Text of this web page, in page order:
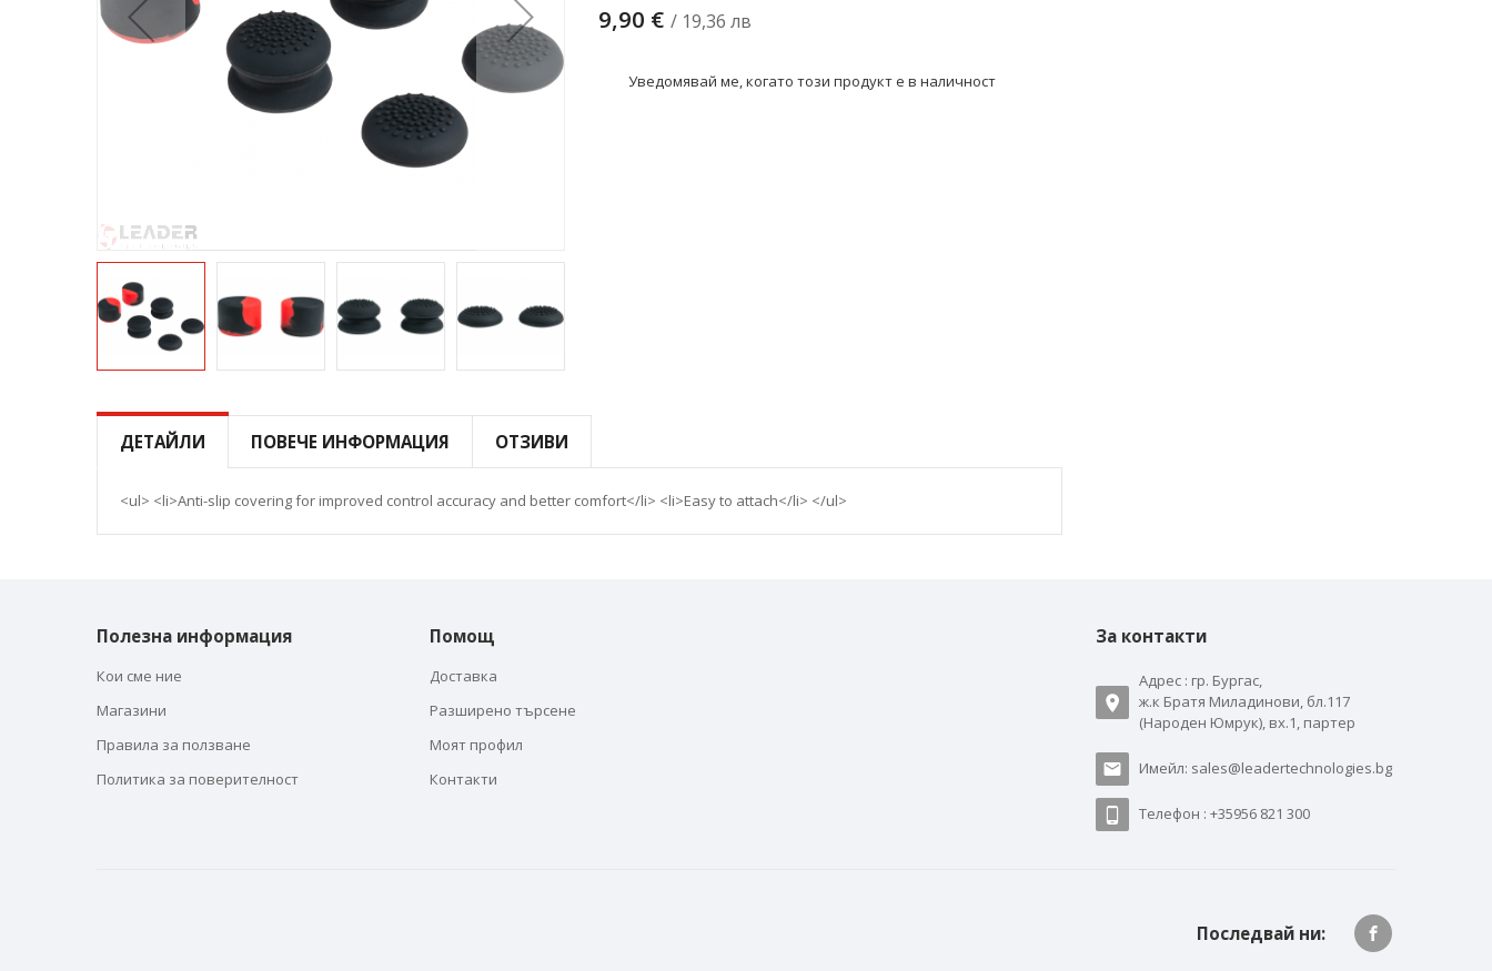
9,90 € / 19,36 лв
Уведомявай ме, когато този продукт е в наличност
към
началото
ДЕТАЙЛИ ПОВЕЧЕ ИНФОРМАЦИЯ ОТЗИВИ
<ul> <li>Anti-slip covering for improved control accuracy and better comfort</li> <li>Easy to attach</li> </ul>
Полезна информация
Кои сме ние
Магазини
Правила за ползване
Политика за поверителност
Помощ
Доставка
Разширено търсене
Моят профил
Контакти
За контакти
Адрес : гр. Бургас,
ж.к Братя Миладинови, бл.117
(Народен Юмрук), вх.1, партер
Имейл: sales@leadertechnologies.bg
Телефон : +35956 821 300
Последвай ни: